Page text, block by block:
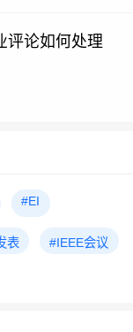
评论如何处理
#EI
表 #IEEE会议